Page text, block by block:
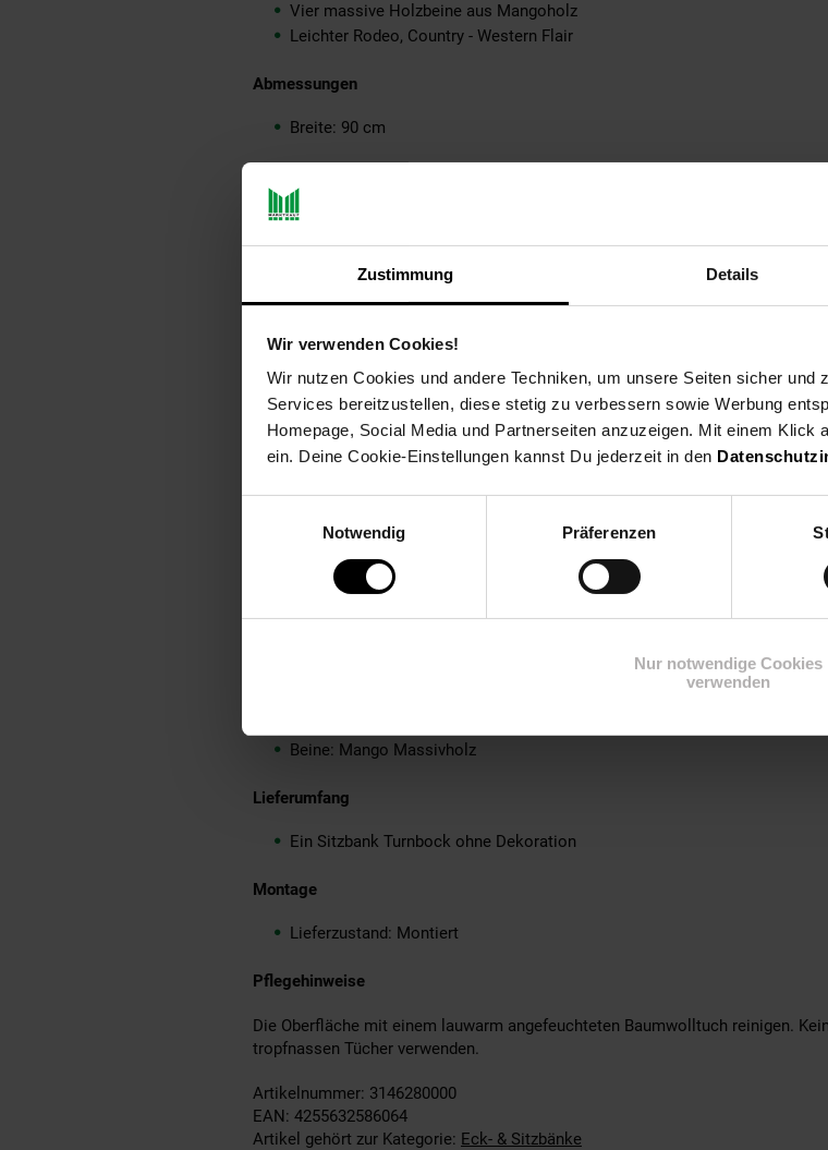
Zustimmung Details
Wir verwenden Cookies!
Wir nutzen Cookies und andere Techniken, um unsere Seiten sicher und
Services bereitzustellen, diese stetig zu verbessern sowie Werbung
Homepage, Social Media und Partnerseiten anzuzeigen. Mit einem Klick
ein. Deine Cookie-Einstellungen kannst Du jederzeit in den
Notwendig
Präferenzen
Nur notwendige Cookies
verwenden
Vier massive Holzbeine aus Mangoholz
Leichter Rodeo, Country - Western Flair
Abmessungen
Breite: 90 cm
Tiefe: 30 cm
Beine: 6,5 x 6,5 cm
Beinlänge: 23 cm
Abstand zwischen den Beinen (oben): 65 cm
Abstand zwischen den Beinen (unten): 81 cm
Farbe
Beine: Holzfarben
Kleinere Flecken und Farbunterschiede sind typisch für Echtleder, da es
Das Massivholz ist sehr Stabil
In liebevoller Handarbeit gefertigt daher jedes Stück ein Unikat
Das Leder ist ein sehr hochwertiges, strapazierfähig Material
Beine: Mango Massivholz
Lieferumfang
Ein Sitzbank Turnbock ohne Dekoration
Montage
Lieferzustand: Montiert
Pflegehinweise
Die Oberfläche mit einem lauwarm angefeuchteten Baumwolltuch reinigen.
tropfnassen Tücher verwenden.
Artikelnummer: 3146280000
EAN: 4255632586064
Artikel gehört zur Kategorie: Eck- & Sitzbänke